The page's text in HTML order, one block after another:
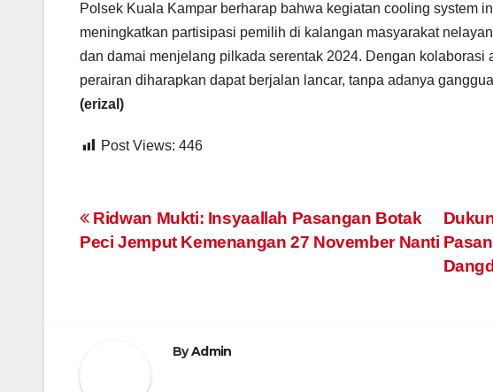
Polsek Kuala Kampar berharap bahwa kegiatan cooling system
meningkatkan partisipasi pemilih di kalangan masyarakat
dan damai menjelang pilkada serentak 2024. Dengan
perairan diharapkan dapat berjalan lancar, tanpa adanya
(erizal)
Post Views: 446
Navigasi
pos
Ridwan Mukti: Insyaallah Pasangan Botak
Peci Jemput Kemenangan 27 November Nanti
ByAdmin